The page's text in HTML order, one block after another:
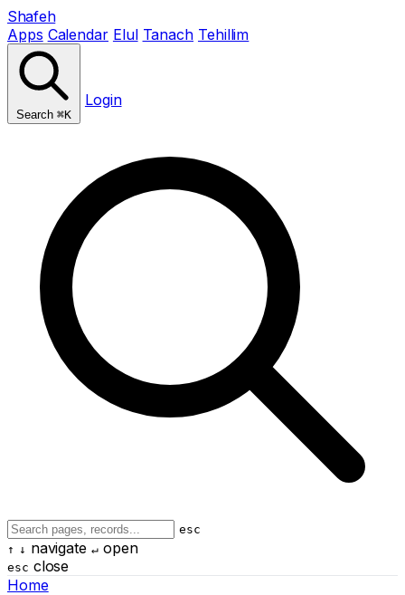
Shafeh
Apps Calendar Elul Tanach Tehillim
Search ⌘K
Login
esc
↑ ↓ navigate ↵open
esc close
Home